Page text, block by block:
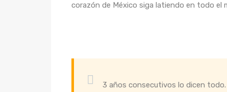
corazón de México siga latiendo en todo el
3 años consecutivos lo dicen todo.